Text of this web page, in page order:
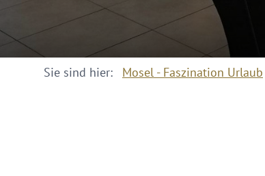
Sie sind hier: Mosel - Faszination Urlaub